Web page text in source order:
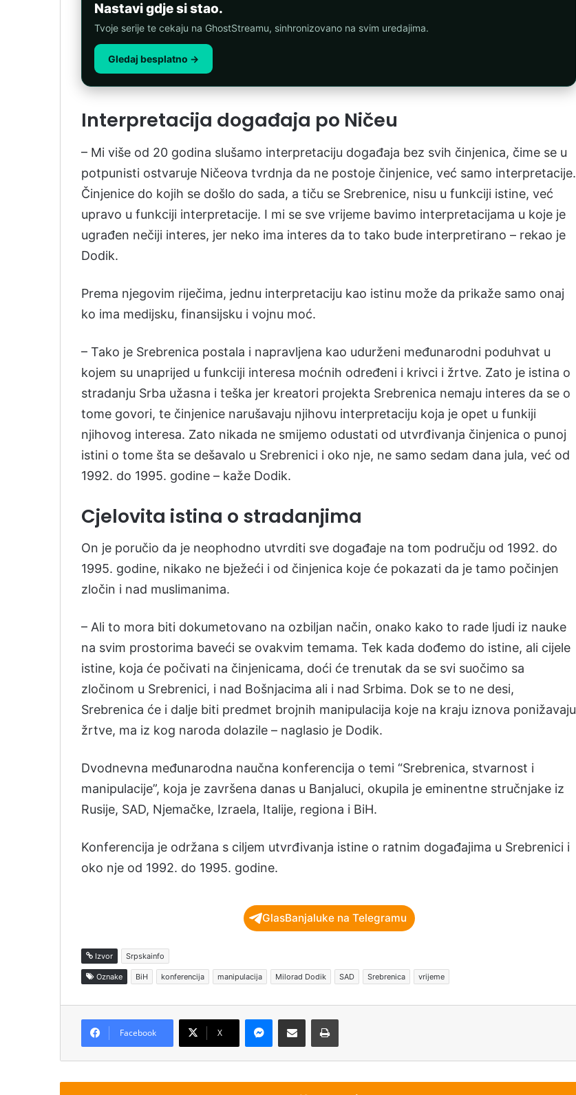
Nastavi gdje si stao.
Tvoje serije te cekaju na GhostStreamu, sinhronizovano na svim uredajima.
Gledaj besplatno →
Interpretacija događaja po Ničeu
– Mi više od 20 godina slušamo interpretaciju događaja bez svih činjenica, čime se u
potpunisti ostvaruje Ničeova tvrdnja da ne postoje činjenice, već samo interpretacije.
Činjenice do kojih se došlo do sada, a tiču se Srebrenice, nisu u funkciji istine, već
upravo u funkciji interpretacije. I mi se sve vrijeme bavimo interpretacijama u koje je
ugrađen nečiji interes, jer neko ima interes da to tako bude interpretirano – rekao je
Dodik.
Prema njegovim riječima, jednu interpretaciju kao istinu može da prikaže samo onaj
ko ima medijsku, finansijsku i vojnu moć.
– Tako je Srebrenica postala i napravljena kao udurženi međunarodni poduhvat u
kojem su unaprijed u funkciji interesa moćnih određeni i krivci i žrtve. Zato je istina o
stradanju Srba užasna i teška jer kreatori projekta Srebrenica nemaju interes da se o
tome govori, te činjenice narušavaju njihovu interpretaciju koja je opet u funkiji
njihovog interesa. Zato nikada ne smijemo odustati od utvrđivanja činjenica o punoj
istini o tome šta se dešavalo u Srebrenici i oko nje, ne samo sedam dana jula, već od
1992. do 1995. godine – kaže Dodik.
Cjelovita istina o stradanjima
On je poručio da je neophodno utvrditi sve događaje na tom području od 1992. do
1995. godine, nikako ne bježeći i od činjenica koje će pokazati da je tamo počinjen
zločin i nad muslimanima.
– Ali to mora biti dokumetovano na ozbiljan način, onako kako to rade ljudi iz nauke
na svim prostorima baveći se ovakvim temama. Tek kada dođemo do istine, ali cijele
istine, koja će počivati na činjenicama, doći će trenutak da se svi suočimo sa
zločinom u Srebrenici, i nad Bošnjacima ali i nad Srbima. Dok se to ne desi,
Srebrenica će i dalje biti predmet brojnih manipulacija koje na kraju iznova ponižavaju
žrtve, ma iz kog naroda dolazile – naglasio je Dodik.
Dvodnevna međunarodna naučna konferencija o temi “Srebrenica, stvarnost i
manipulacije”, koja je završena danas u Banjaluci, okupila je eminentne stručnjake iz
Rusije, SAD, Njemačke, Izraela, Italije, regiona i BiH.
Konferencija je održana s ciljem utvrđivanja istine o ratnim događajima u Srebrenici i
oko nje od 1992. do 1995. godine.
GlasBanjaluke na Telegramu
Izvor Srpskainfo
Oznake BiH konferencija manipulacija Milorad Dodik SAD Srebrenica vrijeme
Facebook X